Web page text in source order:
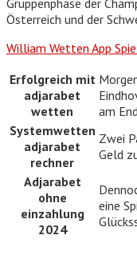
Gruppenphase der
Österreich und der
William Wetten App
Erfolgreich mit
adjarabet
wetten
am
Systemwetten
adjarabet
rechner
Zwei
Geld
Adjarabet
ohne
einzahlung
2024
eine